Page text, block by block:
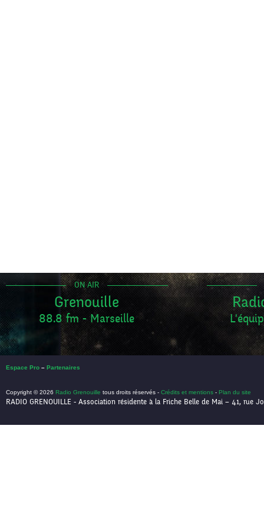
ON AIR
Grenouille
88.8 fm - Marseille
Espace Pro – Partenaires
Copyright © 2026 Radio Grenouille tous droits réservés - Crédits et mentions - Plan du site
RADIO GRENOUILLE - Association résidente à la Friche Belle de Mai – 41, rue